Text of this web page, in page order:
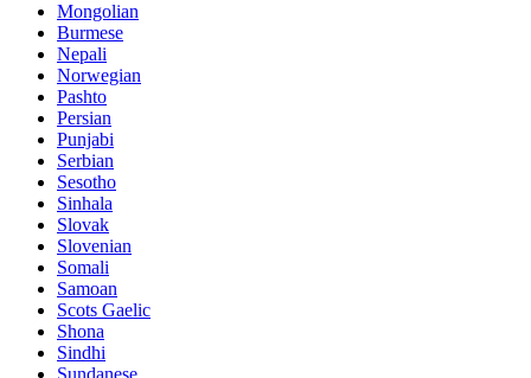
Mongolian
Burmese
Nepali
Norwegian
Pashto
Persian
Punjabi
Serbian
Sesotho
Sinhala
Slovak
Slovenian
Somali
Samoan
Scots Gaelic
Shona
Sindhi